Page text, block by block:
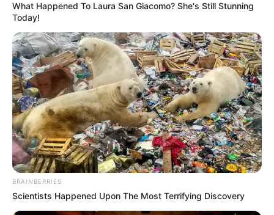
What Happened To Laura San Giacomo? She's Still Stunning
Today!
BRAINBERRIES
Scientists Happened Upon The Most Terrifying Discovery